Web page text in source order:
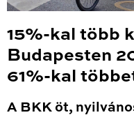
15%-kal több
Budapesten
61%-kal
A BKK öt,